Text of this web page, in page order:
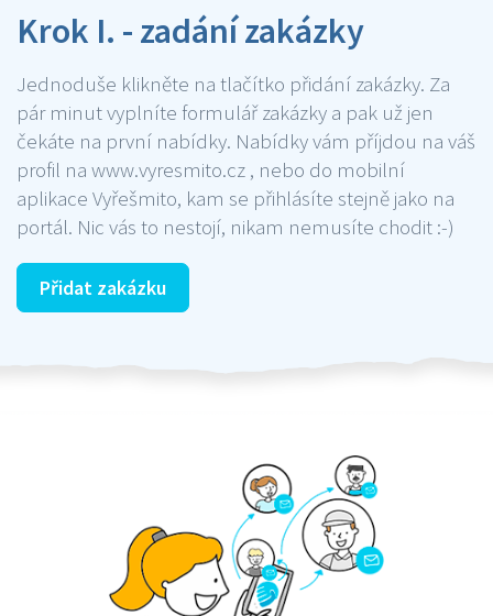
Krok I. - zadání zakázky
Jednoduše klikněte na tlačítko přidání zakázky. Za
pár minut vyplníte formulář zakázky a pak už jen
čekáte na první nabídky. Nabídky vám příjdou na váš
profil na www.vyresmito.cz , nebo do mobilní
aplikace Vyřešmito, kam se přihlásíte stejně jako na
portál. Nic vás to nestojí, nikam nemusíte chodit :-)
Přidat zakázku